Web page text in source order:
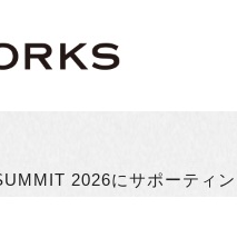
2026にサポーティ